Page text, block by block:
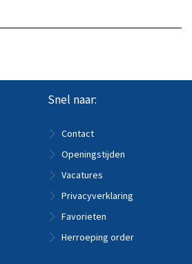
Snel naar:
Contact
Openingstijden
Vacatures
Privacyverklaring
Favorieten
Herroeping order